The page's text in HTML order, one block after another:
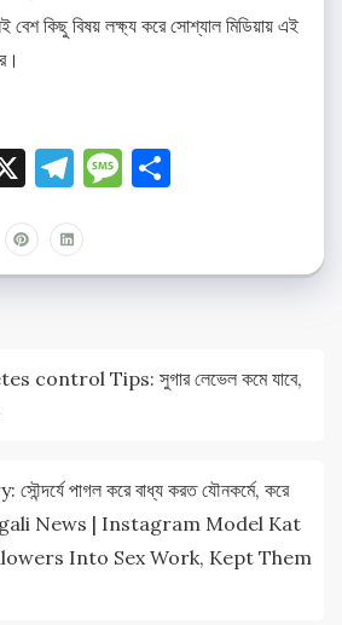
কিছু বিষয় লক্ষ্য করে সোশ্যাল মিডিয়ায় এই
X Telegram
Message
control Tips: সুগার লেভেল কমে যাবে,
পাগল করে বাধ্য করত যৌনকর্মে, করে
News | Instagram Model Kat
Into Sex Work, Kept Them